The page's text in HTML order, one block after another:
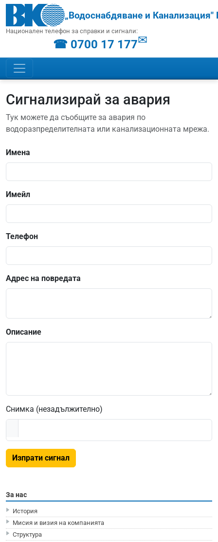
„Водоснабдяване и Канализация"
Национален телефон за справки и сигнали:
☎ 0700 17 177✉
Сигнализирай за авария
Тук можете да съобщите за авария по
водоразпределителната или канализационната мрежа.
Имена
Имейл
Телефон
Адрес на повредата
Описание
Снимка (незадължително)
Изпрати сигнал
За нас
История
Мисия и визия на компанията
Структура